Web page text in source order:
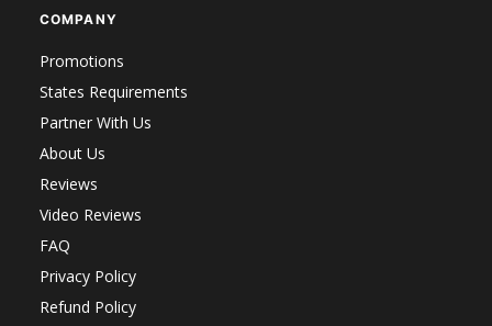
COMPANY
Promotions
States Requirements
Partner With Us
About Us
Reviews
Video Reviews
FAQ
Privacy Policy
Refund Policy